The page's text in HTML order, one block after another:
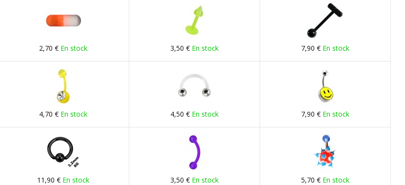
2,70 € En stock 3,50 € En stock 7,90 € En stock
4,70 € En stock 4,50 € En stock 7,90 € En stock
11,90 € En stock 3,50 € En stock 5,70 € En stock